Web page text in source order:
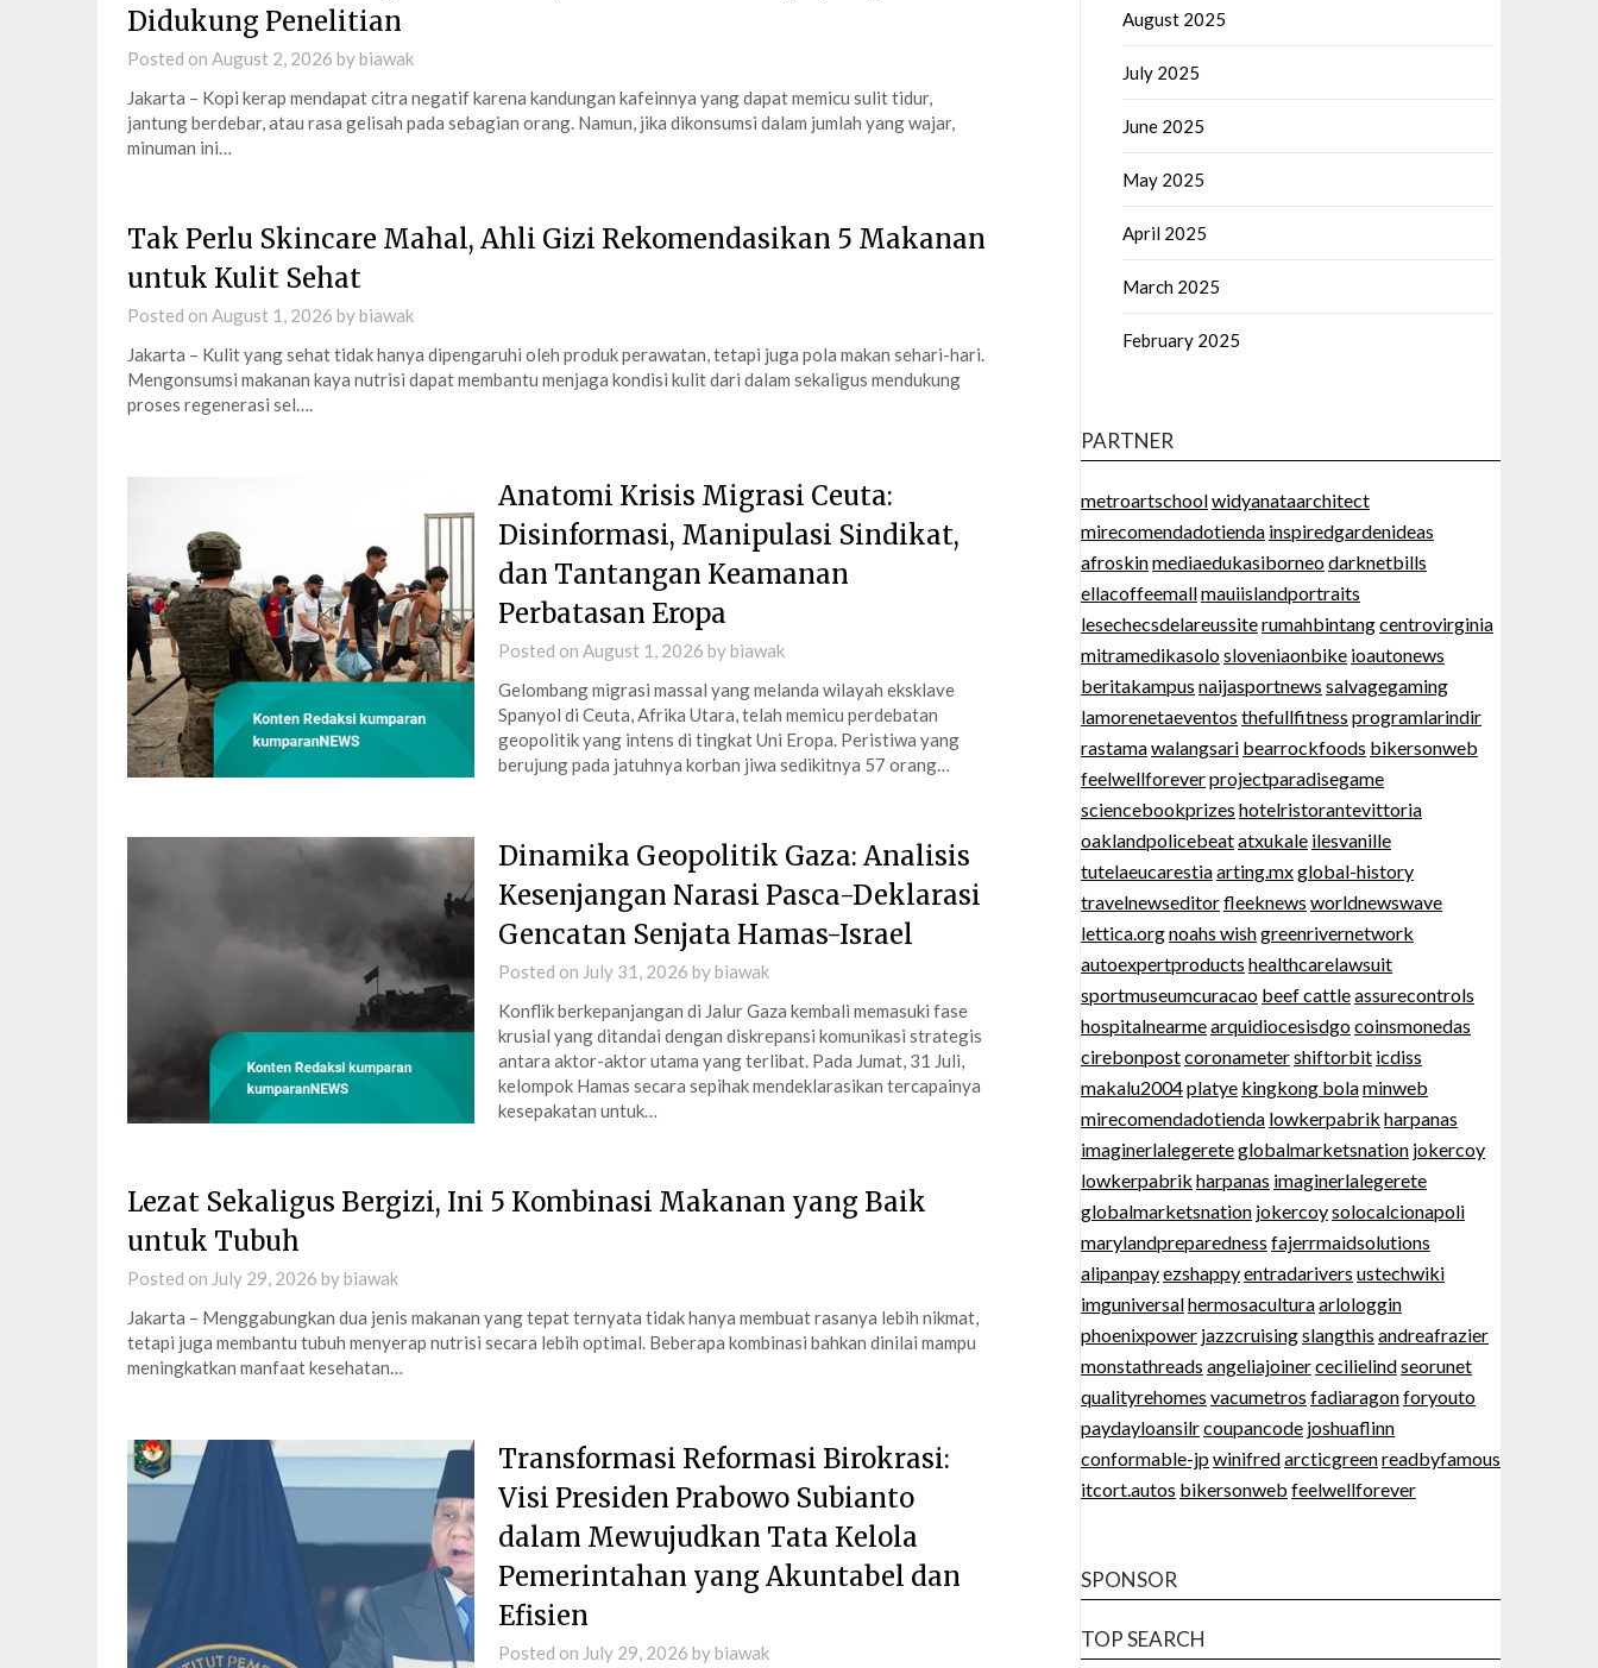
Didukung Penelitian
Posted on August 2, 2026 bybiawak
Jakarta – Kopi kerap mendapat citra negatif karena kandungan kafeinnya yang dapat memicu sulit tidur,
jantung berdebar, atau rasa gelisah pada sebagian orang. Namun, jika dikonsumsi dalam jumlah yang wajar,
minuman ini…
Tak Perlu Skincare Mahal, Ahli Gizi Rekomendasikan 5 Makanan
untuk Kulit Sehat
Posted on August 1, 2026 bybiawak
Jakarta – Kulit yang sehat tidak hanya dipengaruhi oleh produk perawatan, tetapi juga pola makan sehari-hari.
Mengonsumsi makanan kaya nutrisi dapat membantu menjaga kondisi kulit dari dalam sekaligus mendukung
proses regenerasi sel….
Anatomi Krisis Migrasi Ceuta:
Disinformasi, Manipulasi Sindikat,
dan Tantangan Keamanan
Perbatasan Eropa
Posted on August 1, 2026 bybiawak
Gelombang migrasi massal yang melanda wilayah eksklave
Spanyol di Ceuta, Afrika Utara, telah memicu perdebatan
geopolitik yang intens di tingkat Uni Eropa. Peristiwa yang
berujung pada jatuhnya korban jiwa sedikitnya 57 orang…
Dinamika Geopolitik Gaza: Analisis
Kesenjangan Narasi Pasca-Deklarasi
Gencatan Senjata Hamas-Israel
Posted on July 31, 2026 bybiawak
Konflik berkepanjangan di Jalur Gaza kembali memasuki fase
krusial yang ditandai dengan diskrepansi komunikasi strategis
antara aktor-aktor utama yang terlibat. Pada Jumat, 31 Juli,
kelompok Hamas secara sepihak mendeklarasikan tercapainya
kesepakatan untuk…
Lezat Sekaligus Bergizi, Ini 5 Kombinasi Makanan yang Baik
untuk Tubuh
Posted on July 29, 2026 bybiawak
Jakarta – Menggabungkan dua jenis makanan yang tepat ternyata tidak hanya membuat rasanya lebih nikmat,
tetapi juga membantu tubuh menyerap nutrisi secara lebih optimal. Beberapa kombinasi bahkan dinilai mampu
meningkatkan manfaat kesehatan…
Transformasi Reformasi Birokrasi:
Visi Presiden Prabowo Subianto
dalam Mewujudkan Tata Kelola
Pemerintahan yang Akuntabel dan
Efisien
Posted on July 29, 2026 bybiawak
August 2025
July 2025
June 2025
May 2025
April 2025
March 2025
February 2025
PARTNER
metroartschoolwidyanataarchitect
mirecomendadotienda inspiredgardenideas
afroskinmediaedukasiborneodarknetbills
ellacoffeemallmauiislandportraits
lesechecsdelareussiterumahbintangcentrovirginia
mitramedikasolosloveniaonbike ioautonews
beritakampus naijasportnews salvagegaming
lamorenetaeventos thefullfitness programlarindir
rastamawalangsari bearrockfoods bikersonweb
feelwellforeverprojectparadisegame
sciencebookprizes hotelristorantevittoria
oaklandpolicebeatatxukale ilesvanille
tutelaeucarestiaarting.mxglobal-history
travelnewseditorfleeknews worldnewswave
lettica.orgnoahs wishgreenrivernetwork
autoexpertproducts healthcarelawsuit
sportmuseumcuracao beef cattleassurecontrols
hospitalnearmearquidiocesisdgocoinsmonedas
cirebonpostcoronametershiftorbit icdiss
makalu2004platye kingkong bolaminweb
mirecomendadotienda lowkerpabrik harpanas
imaginerlalegereteglobalmarketsnation jokercoy
lowkerpabrik harpanas imaginerlalegerete
globalmarketsnation jokercoysolocalcionapoli
marylandpreparedness fajerrmaidsolutions
alipanpayezshappyentradarivers ustechwiki
imguniversalhermosaculturaarlologgin
phoenixpower jazzcruisingslangthis andreafrazier
monstathreads angeliajoinercecilielindseorunet
qualityrehomes vacumetros fadiaragonforyouto
paydayloansilrcoupancode joshuaflinn
conformable-jpwinifredarcticgreenreadbyfamous
itcort.autos bikersonweb feelwellforever
SPONSOR
TOP SEARCH